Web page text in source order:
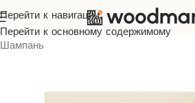
Перейти к навигации
Перейти к основному содержимому
Главная/ Розетки и выключатели/
Шампань